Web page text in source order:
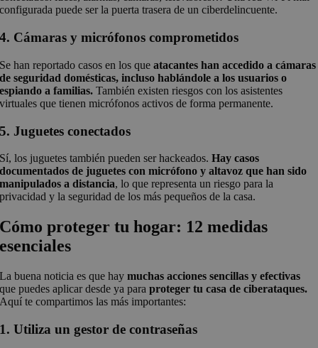
configurada puede ser la puerta trasera de un ciberdelincuente.
4. Cámaras y micrófonos comprometidos
Se han reportado casos en los que atacantes han accedido a cámaras
de seguridad domésticas, incluso hablándole a los usuarios o
espiando a familias.También existen riesgos con los asistentes
virtuales que tienen micrófonos activos de forma permanente.
5. Juguetes conectados
Sí, los juguetes también pueden ser hackeados.Hay casos
documentados de juguetes con micrófono y altavoz que han sido
manipulados a distancia, lo que representa un riesgo para la
privacidad y la seguridad de los más pequeños de la casa.
Cómo proteger tu hogar: 12 medidas
esenciales
La buena noticia es que haymuchas acciones sencillas y efectivas
que puedes aplicar desde ya paraproteger tu casa de ciberataques.
Aquí te compartimos las más importantes:
1. Utiliza un gestor de contraseñas